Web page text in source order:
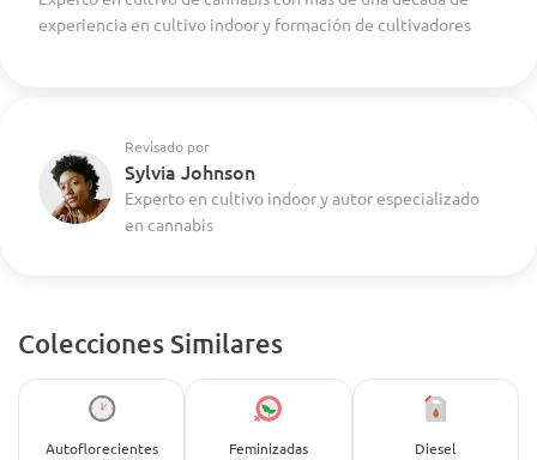
experiencia en cultivo indoor y formación de cultivadores
Revisado por
Sylvia Johnson
Experto en cultivo indoor y autor especializado
en cannabis
Colecciones Similares
Autoflorecientes Feminizadas Diesel